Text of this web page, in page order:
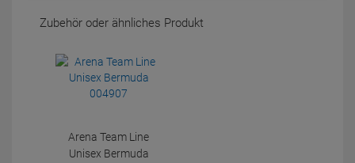
Zubehör oder ähnliches Produkt
Arena Team Line
Unisex Bermuda